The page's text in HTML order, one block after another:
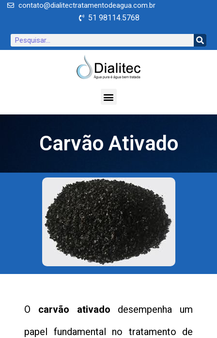
contato@dialitectratamentodeagua.com.br
51 98114.5768
Carvão Ativado
O carvão ativado desempenha um
papel fundamental no tratamento de